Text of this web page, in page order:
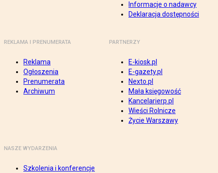
Informacje o nadawcy
Deklaracja dostępności
REKLAMA I PRENUMERATA
Reklama
Ogłoszenia
Prenumerata
Archiwum
PARTNERZY
E-kiosk.pl
E-gazety.pl
Nexto.pl
Mała księgowość
Kancelarierp.pl
Wieści Rolnicze
Życie Warszawy
NASZE WYDARZENIA
Szkolenia i konferencje